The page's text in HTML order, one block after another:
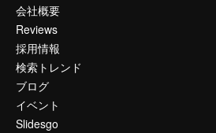
会社概要
Reviews
採用情報
検索トレンド
ブログ
イベント
Slidesgo